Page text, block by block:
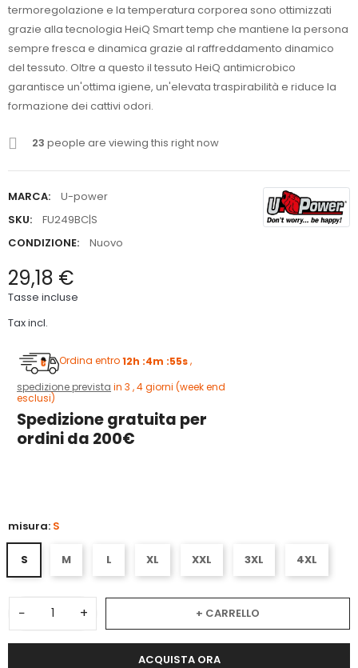
termoregolazione e la temperatura corporea sono ottimizzati
grazie alla tecnologia HeiQ Smart temp che mantiene la persona
sempre fresca e dinamica grazie al raffreddamento dinamico
del tessuto. Oltre a questo il tessuto HeiQ antimicrobico
garantisce un'ottima igiene, un'elevata traspirabilità e riduce la
formazione dei cattivi odori.
23 people are viewing this right now
MARCA:
U-power
SKU:
FU249BC|S
CONDIZIONE:
Nuovo
29,18 €
Tasse incluse
Tax incl.
Ordina entro12h :4m :54s,
spedizione prevista in 3 , 4 giorni (week end
esclusi)
Spedizione gratuita per
ordini da 200€
misura: S
S M L XL XXL 3XL 4XL
− + + CARRELLO
ACQUISTA ORA